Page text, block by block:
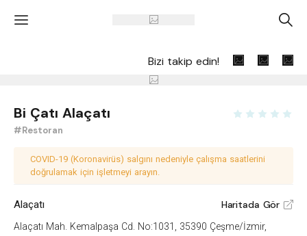
' A
Bizi takip edin!
Bi Çatı Alaçatı
#Restoran
COVID-19 (Koronavirüs) salgını nedeniyle çalışma saatlerini
doğrulamak için işletmeyi arayın.
Alaçatı Haritada Gör V
Alaçatı Mah. Kemalpaşa Cd. No:1031, 35390 Çeşme/İzmir,